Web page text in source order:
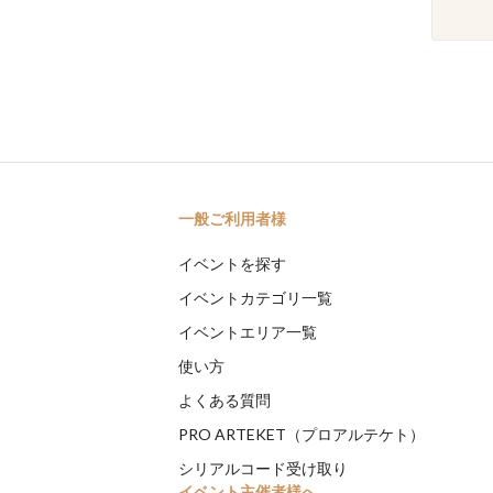
一般ご利用者様
イベントを探す
イベントカテゴリ一覧
イベントエリア一覧
使い方
よくある質問
PRO ARTEKET（プロアルテケト）
シリアルコード受け取り